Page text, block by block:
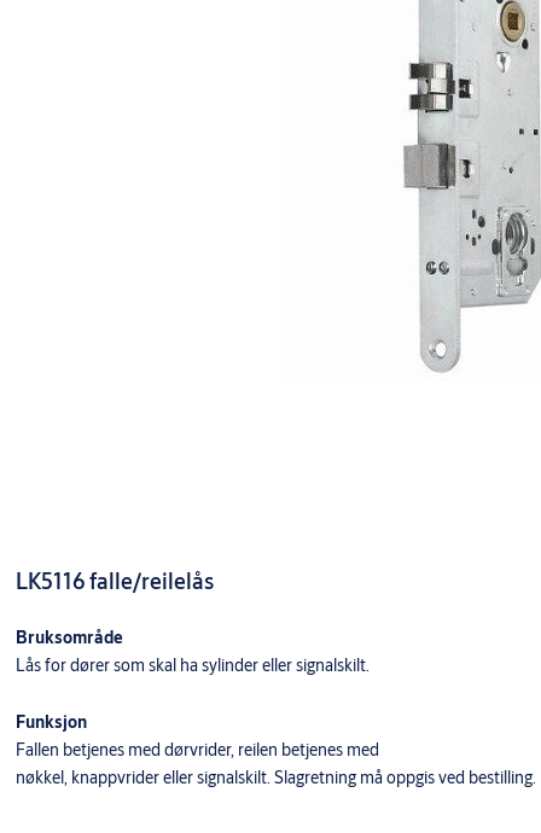
LK5116 falle/reilelås
Bruksområde
Lås for dører som skal ha sylinder eller signalskilt.
Funksjon
Fallen betjenes med dørvrider, reilen betjenes med
nøkkel, knappvrider eller signalskilt. Slagretning må oppgis ved bestilling.